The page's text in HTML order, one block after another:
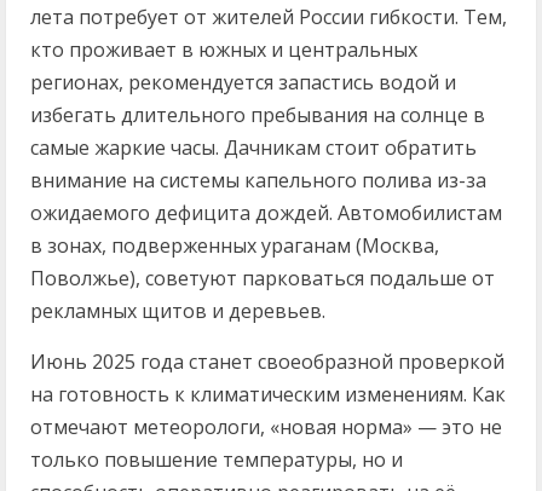
лета потребует от жителей России гибкости. Тем,
кто проживает в южных и центральных
регионах, рекомендуется запастись водой и
избегать длительного пребывания на солнце в
самые жаркие часы. Дачникам стоит обратить
внимание на системы капельного полива из-за
ожидаемого дефицита дождей. Автомобилистам
в зонах, подверженных ураганам (Москва,
Поволжье), советуют парковаться подальше от
рекламных щитов и деревьев.
Июнь 2025 года станет своеобразной проверкой
на готовность к климатическим изменениям. Как
отмечают метеорологи, «новая норма» — это не
только повышение температуры, но и